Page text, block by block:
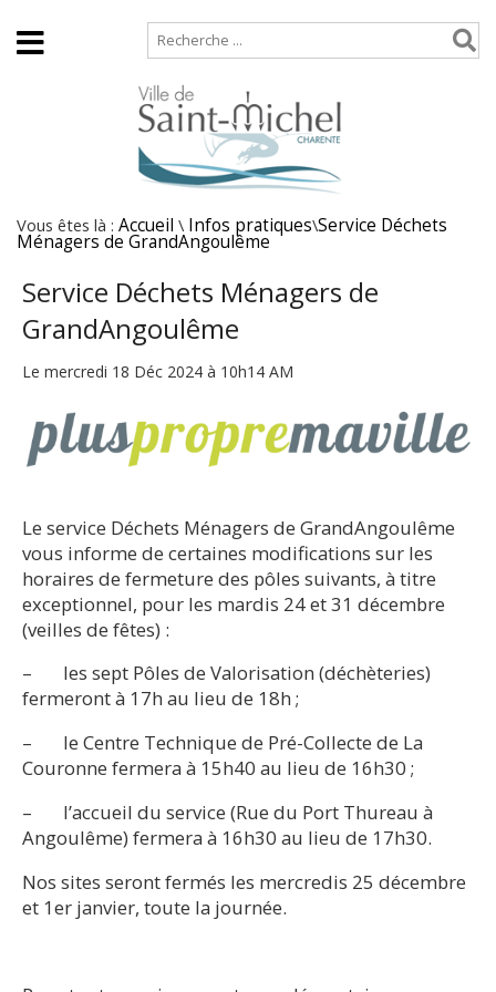
Vous êtes là : Accueil \ Infos pratiques\Service Déchets
Ménagers de GrandAngoulême
Service Déchets Ménagers de
GrandAngoulême
Le mercredi 18 Déc 2024 à 10h14 AM
Le service Déchets Ménagers de GrandAngoulême
vous informe de certaines modifications sur les
horaires de fermeture des pôles suivants, à titre
exceptionnel, pour les mardis 24 et 31 décembre
(veilles de fêtes) :
– les sept Pôles de Valorisation (déchèteries)
fermeront à 17h au lieu de 18h ;
– le Centre Technique de Pré-Collecte de La
Couronne fermera à 15h40 au lieu de 16h30 ;
– l’accueil du service (Rue du Port Thureau à
Angoulême) fermera à 16h30 au lieu de 17h30.
Nos sites seront fermés les mercredis 25 décembre
et 1er janvier, toute la journée.